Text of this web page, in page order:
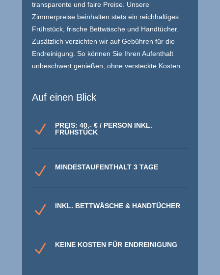
transparente und faire Preise. Unsere
Zimmerpreise beinhalten stets ein reichhaltiges
Frühstück, frische Bettwäsche und Handtücher.
Zusätzlich verzichten wir auf Gebühren für die
Endreinigung. So können Sie Ihren Aufenthalt
unbeschwert genießen, ohne versteckte Kosten.
Auf einen Blick
N
PREIS: 40,- € / PERSON INKL.
FRÜHSTÜCK
N MINDESTAUFENTHALT 3 TAGE
N INKL. BETTWÄSCHE & HANDTÜCHER
N KEINE KOSTEN FÜR ENDREINIGUNG